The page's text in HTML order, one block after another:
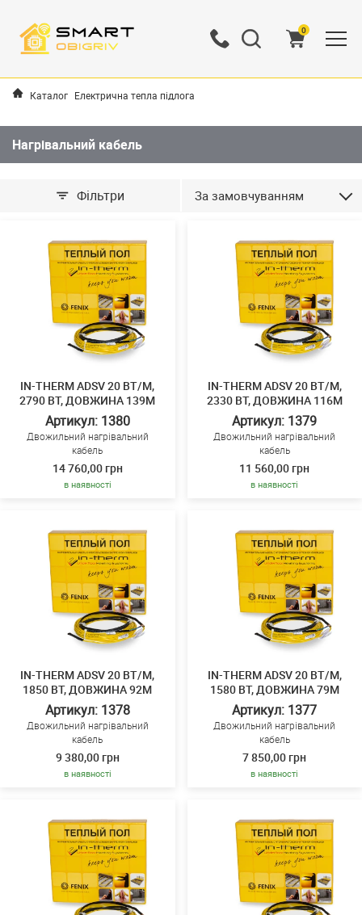
0
Каталог Електрична тепла підлога
Нагрівальний кабель
Фільтри За замовчуванням
IN-THERM ADSV 20 ВТ/М,
2790 ВТ, ДОВЖИНА 139М
Артикул: 1380
Двожильний нагрівальний
кабель
14 760,00 грн
в наявності
IN-THERM ADSV 20 ВТ/М,
2330 ВТ, ДОВЖИНА 116М
Артикул: 1379
Двожильний нагрівальний
кабель
11 560,00 грн
в наявності
IN-THERM ADSV 20 ВТ/М,
1850 ВТ, ДОВЖИНА 92М
Артикул: 1378
Двожильний нагрівальний
кабель
9 380,00 грн
в наявності
IN-THERM ADSV 20 ВТ/М,
1580 ВТ, ДОВЖИНА 79М
Артикул: 1377
Двожильний нагрівальний
кабель
7 850,00 грн
в наявності